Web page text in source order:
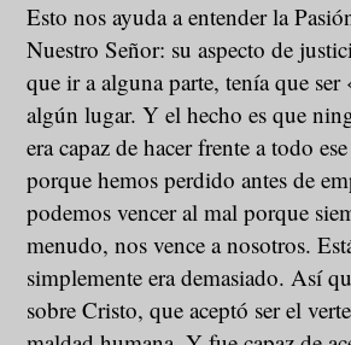
Esto nos ayuda a entender la
Nuestro Señor: su aspecto de
que ir a alguna parte, tenía que ser
algún lugar. Y el hecho es que
era capaz de hacer frente a todo
porque hemos perdido antes de
podemos vencer al mal porque
menudo, nos vence a nosotros.
simplemente era demasiado. Así
sobre Cristo, que aceptó ser el